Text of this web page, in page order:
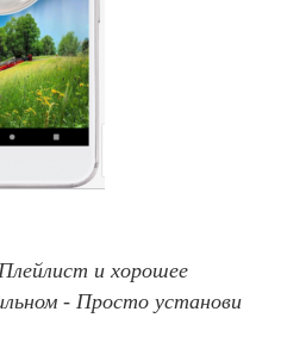
и хорошее
- Просто установи